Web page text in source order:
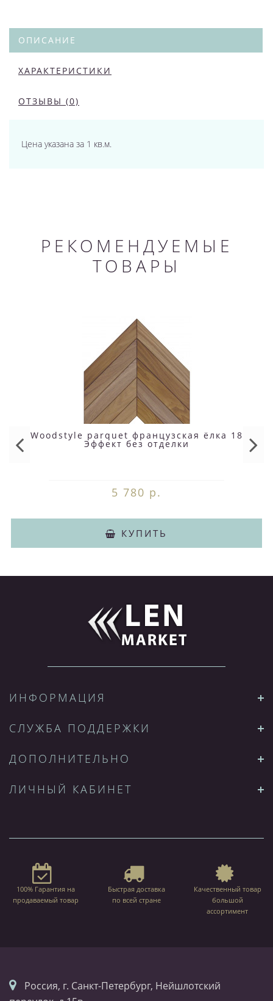
ОПИСАНИЕ
ХАРАКТЕРИСТИКИ
ОТЗЫВЫ (0)
Цена указана за 1 кв.м.
РЕКОМЕНДУЕМЫЕ
ТОВАРЫ
Woodstyle parquet французская ёлка 18
Эффект без отделки
5 780 р.
КУПИТЬ
ИНФОРМАЦИЯ
СЛУЖБА ПОДДЕРЖКИ
ДОПОЛНИТЕЛЬНО
ЛИЧНЫЙ КАБИНЕТ
100% Гарантия на
продаваемый товар
Быстрая доставка
по всей стране
Качественный товар
большой
ассортимент
Россия, г. Санкт-Петербург, Нейшлотский